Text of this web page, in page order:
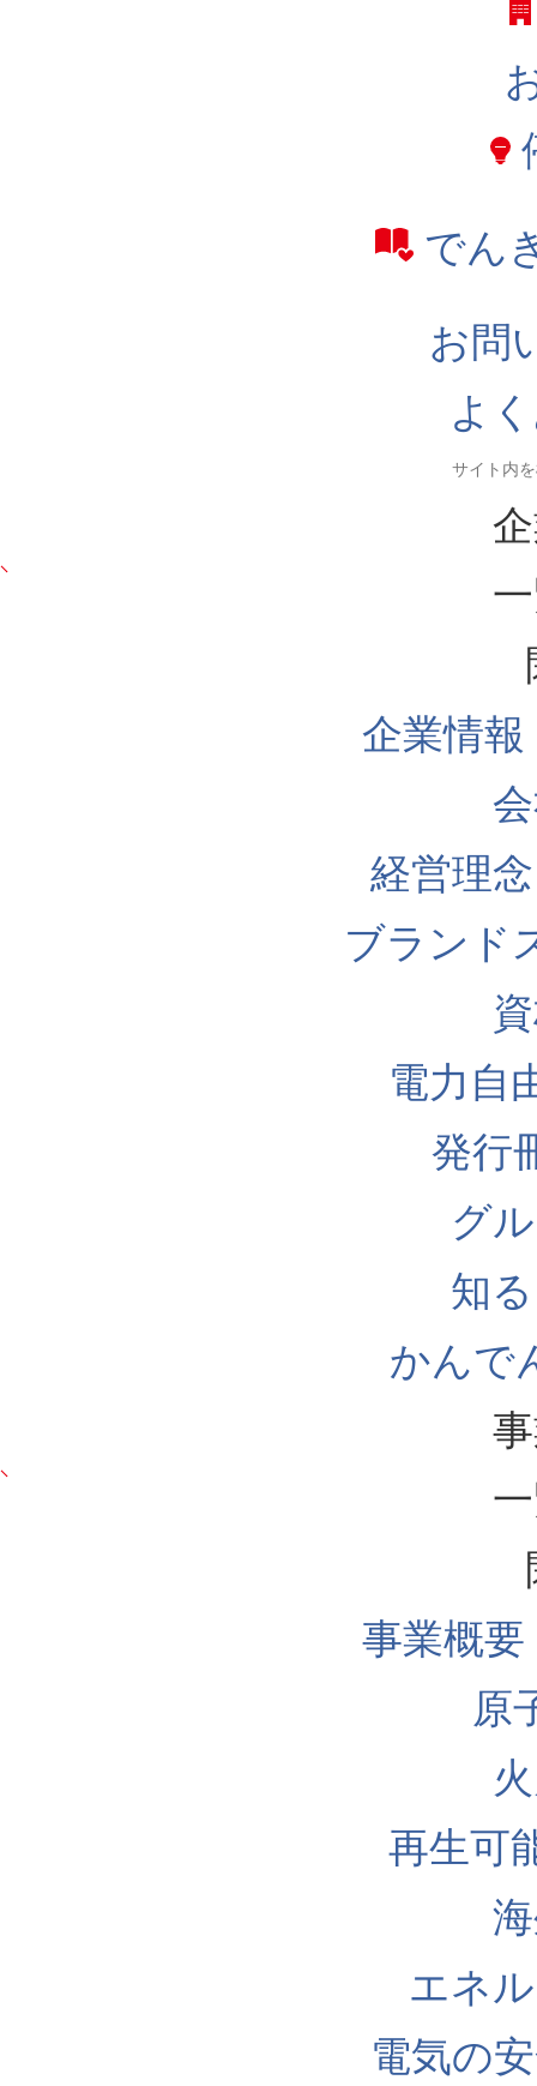
でん
お問
よ
企業情
経営理
ブランド
電力自
発行
グ
知
かんで
事業概
原
再生可
エネ
電気の